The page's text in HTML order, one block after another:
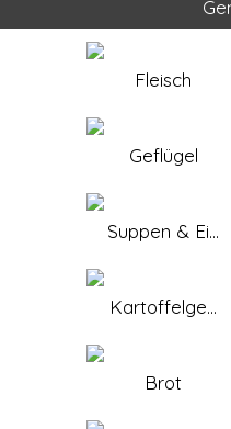
Fleisch
Geflügel
Suppen & Ei...
Kartoffelge...
Brot